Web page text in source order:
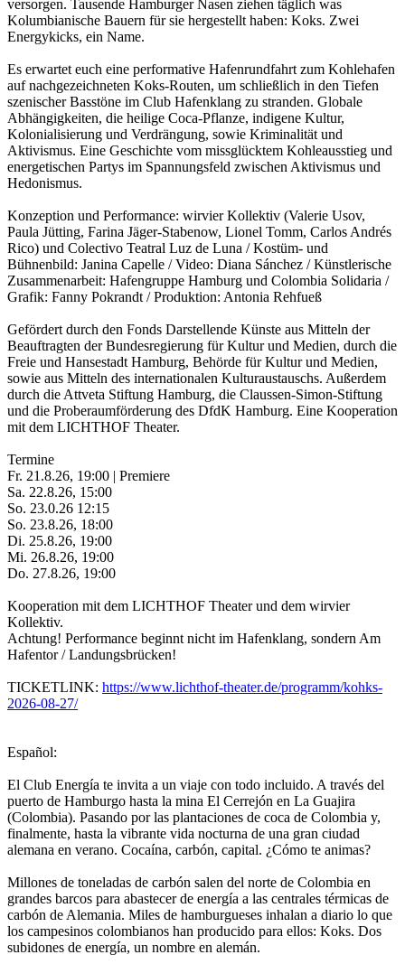
versorgen. Tausende Hamburger Nasen ziehen täglich was
Kolumbianische Bauern für sie hergestellt haben: Koks. Zwei
Energykicks, ein Name.
Es erwartet euch eine performative Hafenrundfahrt zum Kohlehafen
auf nachgezeichneten Koks-Routen, um schließlich in den Tiefen
szenischer Basstöne im Club Hafenklang zu stranden. Globale
Abhängigkeiten, die heilige Coca-Pflanze, indigene Kultur,
Kolonialisierung und Verdrängung, sowie Kriminalität und
Aktivismus. Eine Geschichte vom missglücktem Kohleausstieg und
energetischen Partys im Spannungsfeld zwischen Aktivismus und
Hedonismus.
Konzeption und Performance: wirvier Kollektiv (Valerie Usov,
Paula Jütting, Farina Jäger-Stabenow, Lionel Tomm, Carlos Andrés
Rico) und Colectivo Teatral Luz de Luna / Kostüm- und
Bühnenbild: Janina Capelle / Video: Diana Sánchez / Künstlerische
Zusammenarbeit: Hafengruppe Hamburg und Colombia Solidaria /
Grafik: Fanny Pokrandt / Produktion: Antonia Rehfueß
Gefördert durch den Fonds Darstellende Künste aus Mitteln der
Beauftragten der Bundesregierung für Kultur und Medien, durch die
Freie und Hansestadt Hamburg, Behörde für Kultur und Medien,
sowie aus Mitteln des internationalen Kulturaustauschs. Außerdem
durch die Attveta Stiftung Hamburg, die Claussen-Simon-Stiftung
und die Proberaumförderung des DfdK Hamburg. Eine Kooperation
mit dem LICHTHOF Theater.
Termine
Fr. 21.8.26, 19:00 | Premiere
Sa. 22.8.26, 15:00
So. 23.0.26 12:15
So. 23.8.26, 18:00
Di. 25.8.26, 19:00
Mi. 26.8.26, 19:00
Do. 27.8.26, 19:00
Kooperation mit dem LICHTHOF Theater und dem wirvier
Kollektiv.
Achtung! Performance beginnt nicht im Hafenklang, sondern Am
Hafentor / Landungsbrücken!
TICKETLINK: https://www.lichthof-theater.de/programm/kohks-
2026-08-27/
Español:
El Club Energía te invita a un viaje con todo incluido. A través del
puerto de Hamburgo hasta la mina El Cerrejón en La Guajira
(Colombia). Pasando por las plantaciones de coca de Colombia y,
finalmente, hasta la vibrante vida nocturna de una gran ciudad
alemana en verano. Cocaína, carbón, capital. ¿Cómo te animas?
Millones de toneladas de carbón salen del norte de Colombia en
grandes barcos para abastecer de energía a las centrales térmicas de
carbón de Alemania. Miles de hamburgueses inhalan a diario lo que
los campesinos colombianos han producido para ellos: Koks. Dos
subidones de energía, un nombre en alemán.